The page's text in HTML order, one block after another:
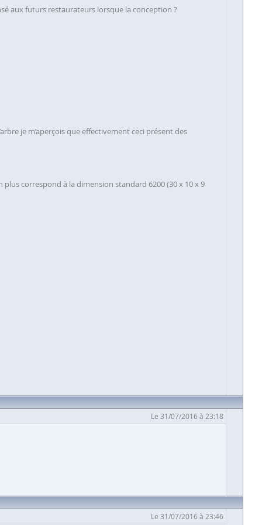
aux futurs restaurateurs lorsque la conception ?
je m’aperçois que effectivement ceci présent des
correspond à la dimension standard 6200 (30 x 10 x 9
Le 31/07/2016 à 23:18
Le 31/07/2016 à 23:46